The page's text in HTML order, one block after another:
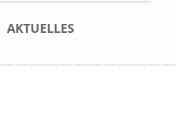
AKTUELLES